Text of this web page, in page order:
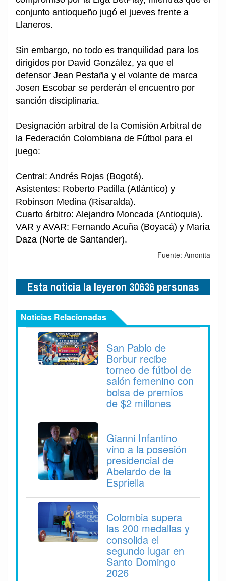
conjunto antioqueño jugó el jueves frente a
Llaneros.
Sin embargo, no todo es tranquilidad para los
dirigidos por David González, ya que el
defensor Jean Pestaña y el volante de marca
Josen Escobar se perderán el encuentro por
sanción disciplinaria.
Designación arbitral de la Comisión Arbitral de
la Federación Colombiana de Fútbol para el
juego:
Central: Andrés Rojas (Bogotá).
Asistentes: Roberto Padilla (Atlántico) y
Robinson Medina (Risaralda).
Cuarto árbitro: Alejandro Moncada (Antioquia).
VAR y AVAR: Fernando Acuña (Boyacá) y María
Daza (Norte de Santander).
Fuente: Amonita
Esta noticia la leyeron 30636 personas
Noticias Relacionadas
San Pablo de
Borbur recibe
torneo de fútbol de
salón femenino con
bolsa de premios
de $2 millones
Gianni Infantino
vino a la posesión
presidencial de
Abelardo de la
Espriella
Colombia supera
las 200 medallas y
consolida el
segundo lugar en
Santo Domingo
2026